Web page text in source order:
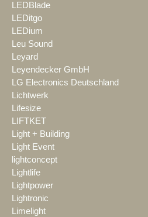
LEDBlade
LEDitgo
LEDium
Leu Sound
Leyard
Leyendecker GmbH
LG Electronics Deutschland
Lichtwerk
Lifesize
LIFTKET
Light + Building
Light Event
lightconcept
Lightlife
Lightpower
Lightronic
Limelight